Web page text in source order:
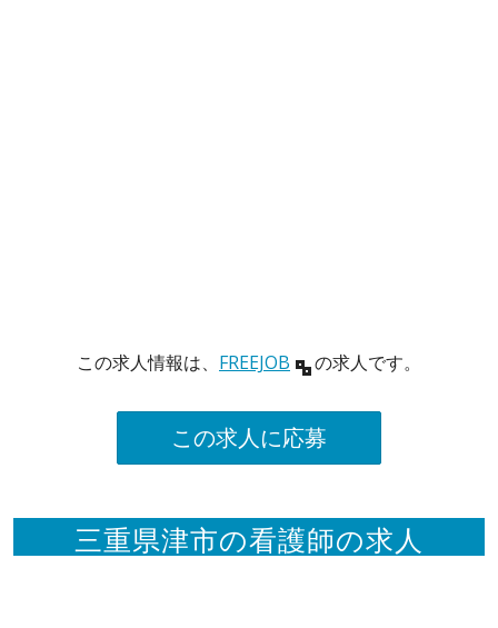
この求人情報は、 FREEJOB の求人です。
この求人に応募
三重県津市の看護師の求人